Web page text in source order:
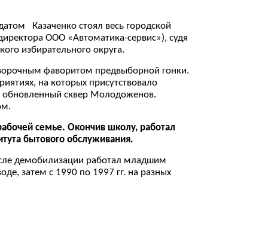
Казаченко стоял весь городской
ООО «Автоматика-сервис»), судя
избирательного округа.
фаворитом предвыборной гонки.
на которых присутствовало
обновленный сквер Молодоженов.
семье. Окончив школу, работал
бытового обслуживания.
демобилизации работал младшим
затем с 1990 по 1997 гг. на разных